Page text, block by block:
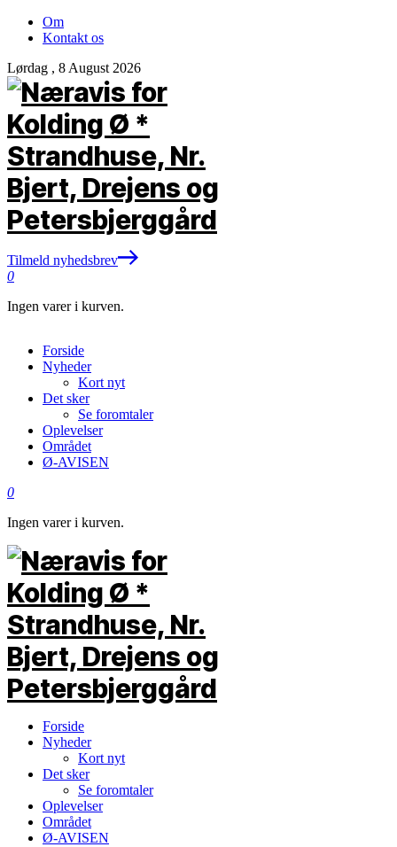
Om
Kontakt os
Lørdag , 8 August 2026
Tilmeld nyhedsbrev
0
Ingen varer i kurven.
Forside
Nyheder
Kort nyt
Det sker
Se foromtaler
Oplevelser
Området
Ø-AVISEN
0
Ingen varer i kurven.
Forside
Nyheder
Kort nyt
Det sker
Se foromtaler
Oplevelser
Området
Ø-AVISEN